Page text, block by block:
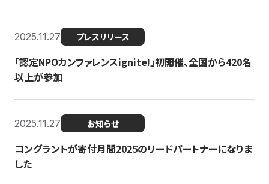
2025.11.27 プレスリリース
「認定NPOカンファレンスignite!」初開催、全国から420名
以上が参加
2025.11.27 お知らせ
コングラントが寄付月間2025のリードパートナーになりま
した